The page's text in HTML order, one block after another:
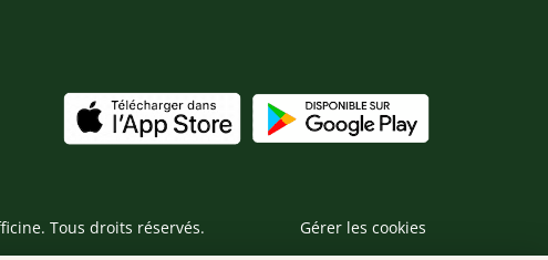
Tous droits réservés. Gérer les cookies